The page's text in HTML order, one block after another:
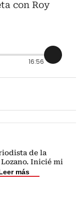
con Roy
16:56
de la
Inicié mi
más